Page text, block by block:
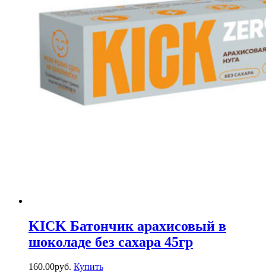
KICK Батончик арахисовый в
шоколаде без сахара 45гр
160.00руб. Купить